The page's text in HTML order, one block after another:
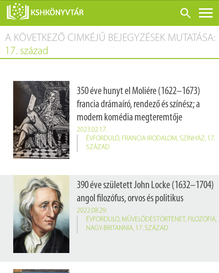
ONLINE KATALÓGUS
RÓLUNK
SZOLGÁLTATÁSOK
KONFERENCIÁK
ADATBÁZISOK
BLOG
A KÖVETKEZŐ CIMKÉJŰ BEJEGYZÉSEK MUTATÁSA:
17. század
350 éve hunyt el Moliére (1622–1673)
francia drámaíró, rendező és színész; a
modern komédia megteremtője
2023.02.17.
ÉVFORDULÓ, FRANCIA IRODALOM, SZÍNHÁZ, 17.
SZÁZAD
390 éve született John Locke (1632–1704)
angol filozófus, orvos és politikus
2022.08.29.
ÉVFORDULÓ, MŰVELŐDÉSTÖRTÉNET , FILOZÓFIA,
NAGY-BRITANNIA, 17. SZÁZAD